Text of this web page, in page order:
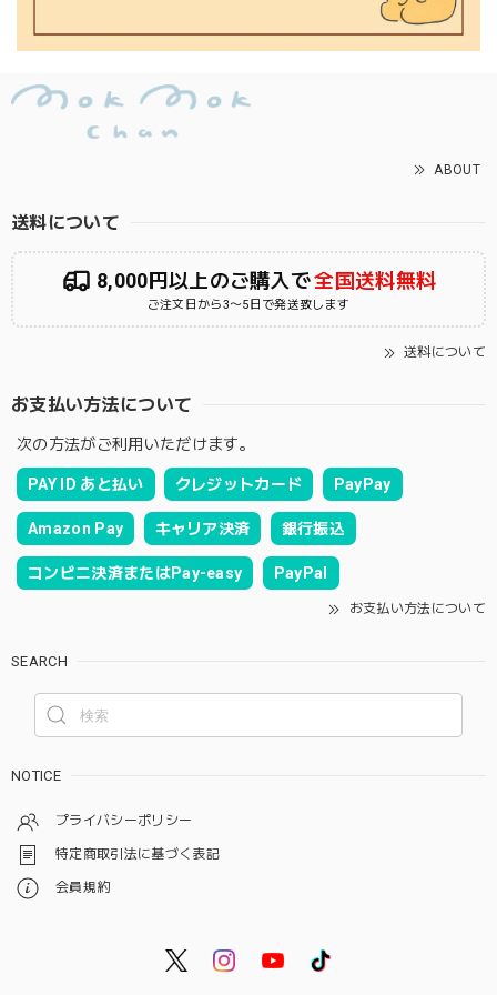
ABOUT
送料について
8,000円以上のご購入で全国送料無料
ご注文日から3〜5日で発送致します
送料について
お支払い方法について
次の方法がご利用いただけます。
PAY ID あと払い クレジットカード PayPay
Amazon Pay キャリア決済 銀行振込
コンビニ決済またはPay-easy PayPal
お支払い方法について
SEARCH
NOTICE
プライバシーポリシー
特定商取引法に基づく表記
会員規約